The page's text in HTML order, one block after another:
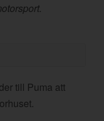
till Puma att